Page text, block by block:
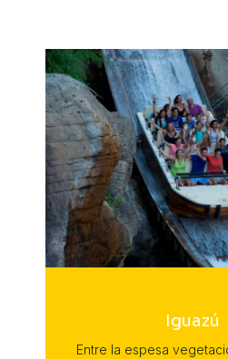
Iguazú
Entre la espesa